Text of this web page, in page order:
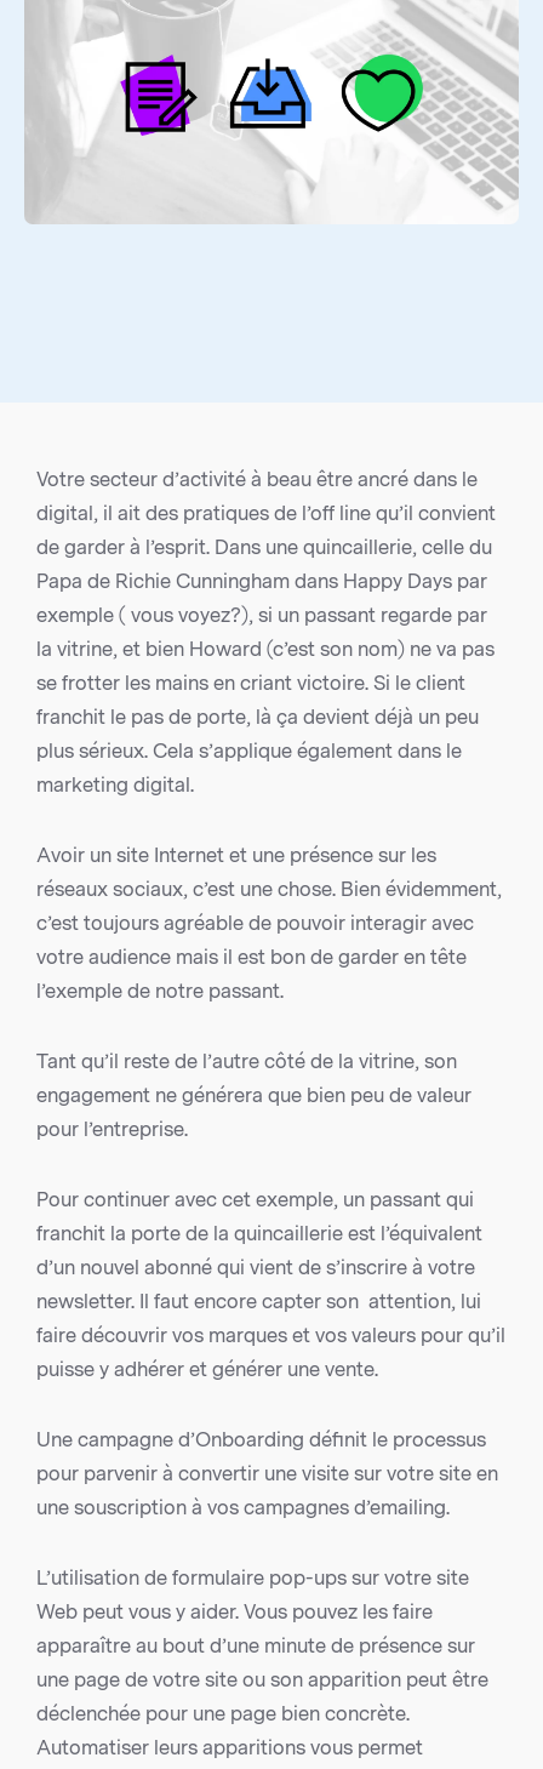
Votre secteur d’activité à beau être ancré dans le
digital, il ait des pratiques de l’off line qu’il convient
de garder à l’esprit. Dans une quincaillerie, celle du
Papa de Richie Cunningham dans Happy Days par
exemple ( vous voyez?), si un passant regarde par
la vitrine, et bien Howard (c’est son nom) ne va pas
se frotter les mains en criant victoire. Si le client
franchit le pas de porte, là ça devient déjà un peu
plus sérieux. Cela s’applique également dans le
marketing digital.
Avoir un site Internet et une présence sur les
réseaux sociaux, c’est une chose. Bien évidemment,
c’est toujours agréable de pouvoir interagir avec
votre audience mais il est bon de garder en tête
l’exemple de notre passant.
Tant qu’il reste de l’autre côté de la vitrine, son
engagement ne générera que bien peu de valeur
pour l’entreprise.
Pour continuer avec cet exemple, un passant qui
franchit la porte de la quincaillerie est l’équivalent
d’un nouvel abonné qui vient de s’inscrire à votre
newsletter. Il faut encore capter son attention, lui
faire découvrir vos marques et vos valeurs pour qu’il
puisse y adhérer et générer une vente.
Une campagne d’Onboarding définit le processus
pour parvenir à convertir une visite sur votre site en
une souscription à vos campagnes d’emailing.
L’utilisation de formulaire pop-ups sur votre site
Web peut vous y aider. Vous pouvez les faire
apparaître au bout d’une minute de présence sur
une page de votre site ou son apparition peut être
déclenchée pour une page bien concrète.
Automatiser leurs apparitions vous permet